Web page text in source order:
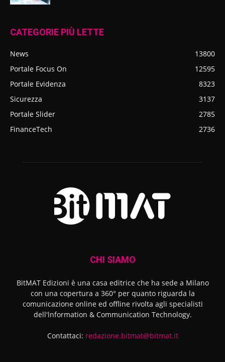
CATEGORIE PIÙ LETTE
News
13800
Portale Focus On
12595
Portale Evidenza
8323
Sicurezza
3137
Portale Slider
2785
FinanceTech
2736
CHI SIAMO
BitMAT Edizioni è una casa editrice che ha sede a Milano
con una copertura a 360° per quanto riguarda la
comunicazione online ed offline rivolta agli specialisti
dell'lnformation & Communication Technology.
Contattaci: redazione.bitmat@bitmat.it